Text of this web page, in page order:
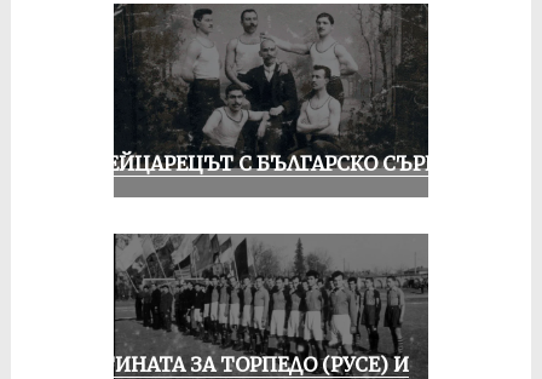
ШВЕЙЦАРЕЦЪТ С БЪЛГАРСКО СЪРЦЕ
ИСТИНАТА ЗА ТОРПЕДО (РУСЕ) И